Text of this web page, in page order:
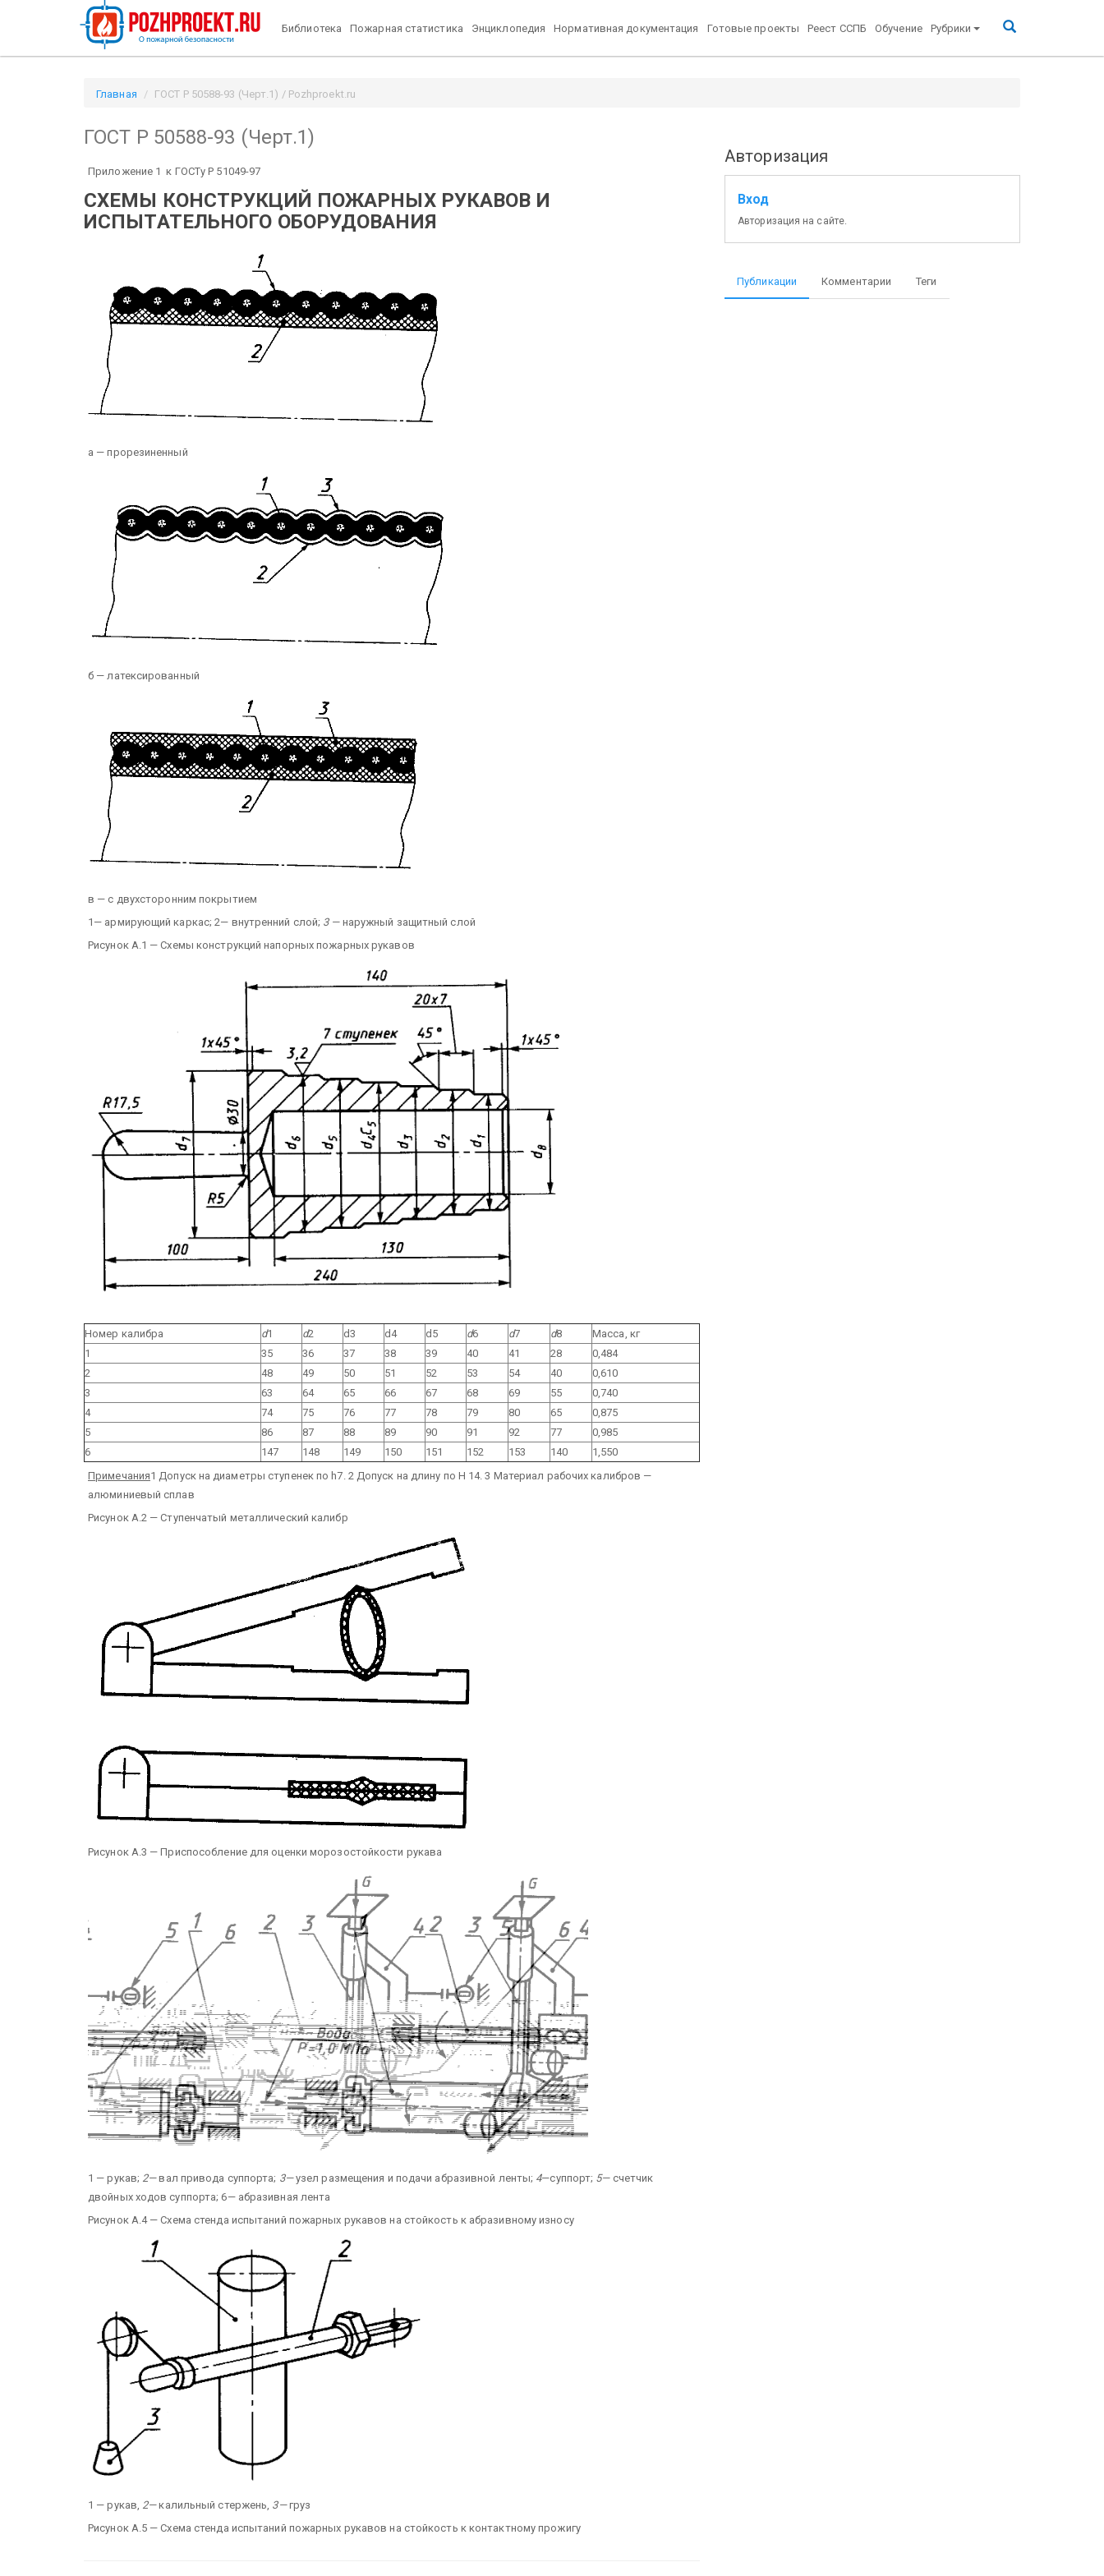
Библиотека Пожарная статистика Энциклопедия Нормативная документация Готовые проекты Реест ССПБ Обучение Рубрики
Главная ГОСТ Р 50588-93 (Черт.1) / Pozhproekt.ru
ГОСТ Р 50588-93 (Черт.1)
Приложение 1 к ГОСТу Р 51049-97
СХЕМЫ КОНСТРУКЦИЙ ПОЖАРНЫХ РУКАВОВ И
ИСПЫТАТЕЛЬНОГО ОБОРУДОВАНИЯ
а — прорезиненный
б — латексированный
в — с двухсторонним покрытием
1— армирующий каркас; 2— внутренний слой; 3 —наружный защитный слой
Рисунок А.1 — Схемы конструкций напорных пожарных рукавов
Номер калибра d1 d2 d3 d4 d5 d6 d7 d8
Масса, кг
1
35 36 37 38 39 40 41 28
0,484
2
48 49 50 51 52 53 54 40
0,610
3
63 64 65 66 67 68 69 55
0,740
4
74 75 76 77 78 79 80 65
0,875
5
86 87 88 89 90 91 92 77
0,985
6
147 148 149 150 151 152 153 140
1,550
Примечания1 Допуск на диаметры ступенек по h7. 2 Допуск на длину по H 14. 3 Материал рабочих калибров —
алюминиевый сплав
Рисунок А.2 — Ступенчатый металлический калибр
Рисунок А.3 — Приспособление для оценки морозостойкости рукава
1 — рукав; 2—вал привода суппорта; 3—узел размещения и подачи абразивной ленты; 4—суппорт; 5—счетчик
двойных ходов суппорта; 6— абразивная лента
Рисунок А.4 — Схема стенда испытаний пожарных рукавов на стойкость к абразивному износу
1 — рукав, 2—калильный стержень, 3—груз
Рисунок А.5 — Схема стенда испытаний пожарных рукавов на стойкость к контактному прожигу
Авторизация
Вход
Авторизация на сайте.
Публикации Комментарии Теги